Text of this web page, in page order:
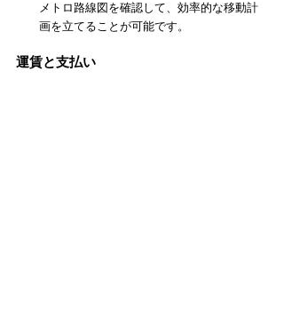
メトロ路線図を確認して、効率的な移動計
画を立てることが可能です。
運賃と支払い